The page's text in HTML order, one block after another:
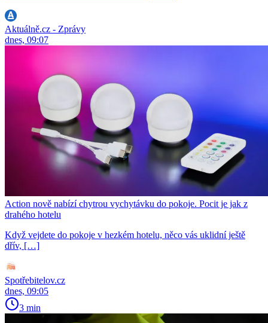
Aktuálně.cz - Zprávy
dnes, 09:07
Action nově nabízí chytrou vychytávku do pokoje. Pocit je jak z
drahého hotelu
Když vejdete do pokoje v hezkém hotelu, něco vás uklidní ještě
dřív, […]
Spotřebitelov.cz
dnes, 09:05
3 min